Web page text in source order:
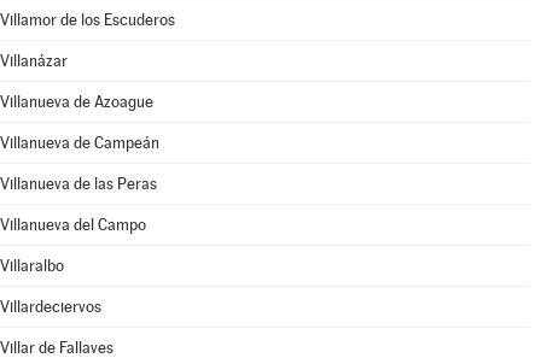
Villamor de los Escuderos
Villanázar
Villanueva de Azoague
Villanueva de Campeán
Villanueva de las Peras
Villanueva del Campo
Villaralbo
Villardeciervos
Villar de Fallaves